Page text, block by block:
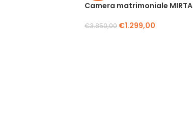
Camera matrimoniale MIRTA
€3.850,00 €1.299,00